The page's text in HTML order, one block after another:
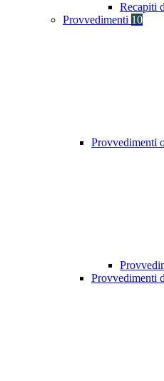
Recapiti
Provvedimenti 10
Provvedimenti
Provvedimenti